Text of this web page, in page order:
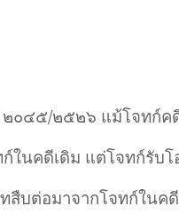
๐๔๕/๒๕๒๖ แม้โจทก์ค
ในคดีเดิม แต่โจทก์รับ
สืบต่อมาจากโจทก์ในค